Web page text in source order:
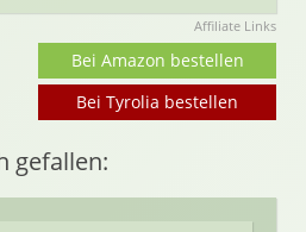
Affiliate Links
Bei Amazon bestellen
Bei Tyrolia bestellen
gefallen: